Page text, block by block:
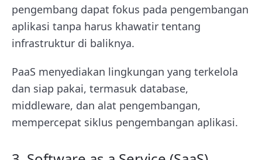
pengembang dapat fokus pada pengembangan
aplikasi tanpa harus khawatir tentang
infrastruktur di baliknya.
PaaS menyediakan lingkungan yang terkelola
dan siap pakai, termasuk database,
middleware, dan alat pengembangan,
mempercepat siklus pengembangan aplikasi.